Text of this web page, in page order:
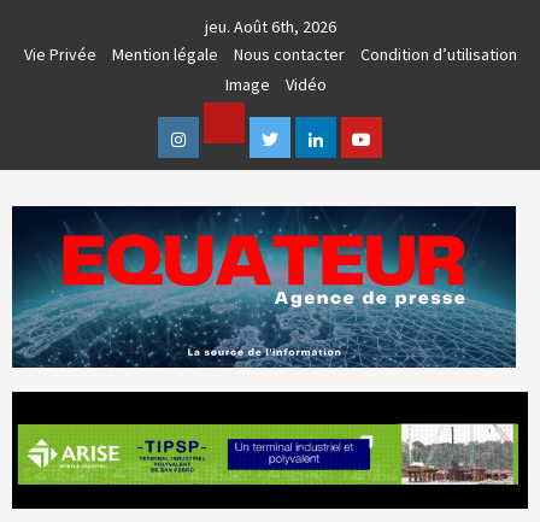
jeu. Août 6th, 2026
Vie Privée
Mention légale Nous contacter
Condition d’utilisation
Image
Vidéo
Instagram
Facebook
TwitterLinkedinYoutube
EQUATEUR